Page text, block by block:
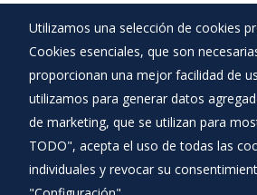
Utilizamos una selección de cookies
Cookies esenciales, que son
proporcionan una mejor facilidad de
utilizamos para generar datos
de marketing, que se utilizan para
TODO", acepta el uso de todas las
individuales y revocar su
Ayuntamiento de La
: Plaza Mayor nº 1 -
: 947530701
: